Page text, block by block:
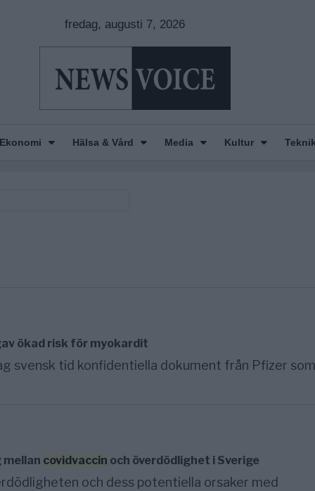
fredag, augusti 7, 2026
Ekonomi Hälsa & Vård Media Kultur
ökad risk för myokardit
svensk tid konfidentiella dokument från Pfizer
mellan covidvaccin och överdödlighet i Sverige
och dess potentiella orsaker med